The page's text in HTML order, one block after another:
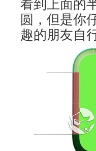
看到上面的
圆，但是你
趣的朋友自